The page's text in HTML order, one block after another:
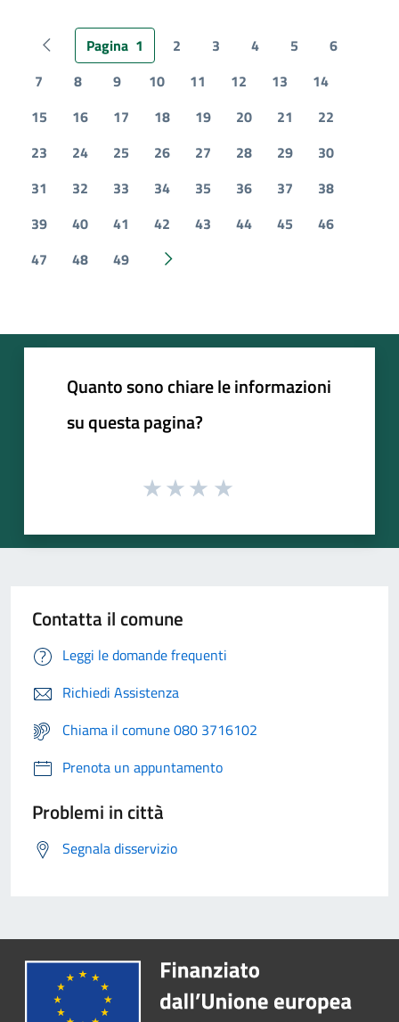
Pagina precedente
Pagina 1 2 3 4 5
6
7
8 9 10 11 12 13
14
15
16 17 18 19 20 21
22
23
24 25 26 27 28 29
30
31
32 33 34 35 36 37
38
39
40 41 42 43 44 45
46
47
48 49 Pagina successiva
Quanto sono chiare le informazioni
su questa pagina?
Contatta il comune
Leggi le domande frequenti
Richiedi Assistenza
Chiama il comune 080 3716102
Prenota un appuntamento
Problemi in città
Segnala disservizio